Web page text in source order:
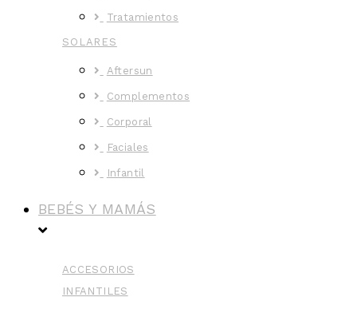
Tratamientos
SOLARES
Aftersun
Complementos
Corporal
Faciales
Infantil
BEBÉS Y MAMÁS
ACCESORIOS
INFANTILES